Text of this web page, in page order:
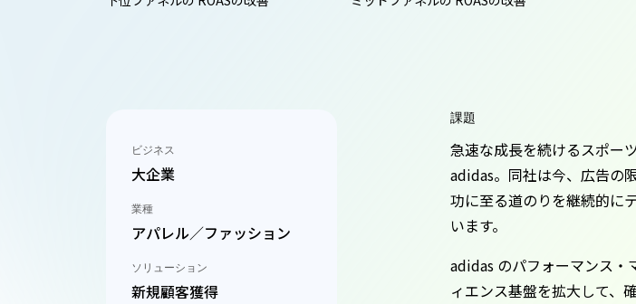
ビジネス
大企業
業種
アパレル／ファッション
ソリューション
新規顧客獲得
課題
急速な成長を続けるスポー
adidas。同社は今、広告の
功に至る道のりを継続的に
います。
adidas のパフォーマンス・
ィエンス基盤を拡大して、